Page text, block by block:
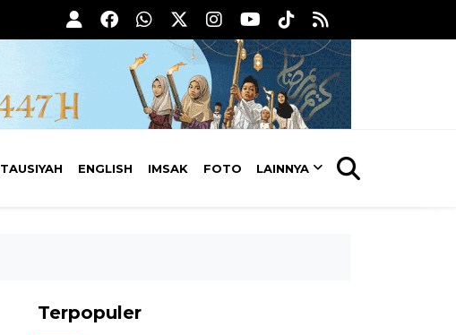
TAUSIYAH ENGLISH IMSAK FOTO LAINNYA
Terpopuler